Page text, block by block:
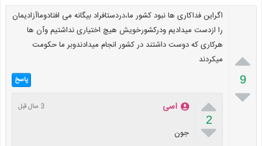

9

اگراین فداکاری ها نبود کشور ما،دردستافراد بیگانه می افتادوماآزادیمان
را ازدست میدادیم ودرکشورخویش هیچ اختیاری نداشتیم وآن ها
هرکاری که دوست داشتند در کشور انجام میدادندوبر ما حکومت
میکردند
پاسخ

2

اسی 3 سال قبل
جون